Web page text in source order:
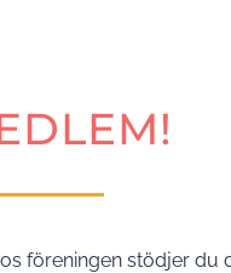
föreningen stödjer du